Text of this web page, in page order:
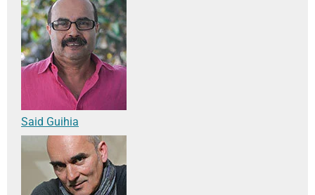
Said Guihia